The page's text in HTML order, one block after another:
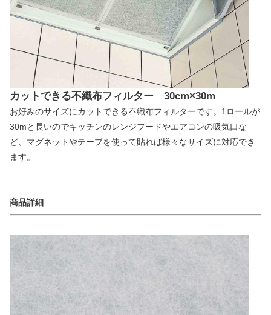
カットできる不織布フィルター 30cm×30m
お好みのサイズにカットできる不織布フィルターです。1ロールが
30mと長いのでキッチンのレンジフードやエアコンの吸気口な
ど、マグネットやテープを使って貼れば様々なサイズに対応でき
ます。
商品詳細